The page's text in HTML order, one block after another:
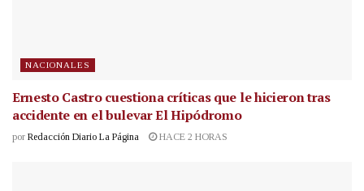
NACIONALES
Ernesto Castro cuestiona críticas que le hicieron tras
accidente en el bulevar El Hipódromo
por Redacción Diario La Página HACE 2 HORAS